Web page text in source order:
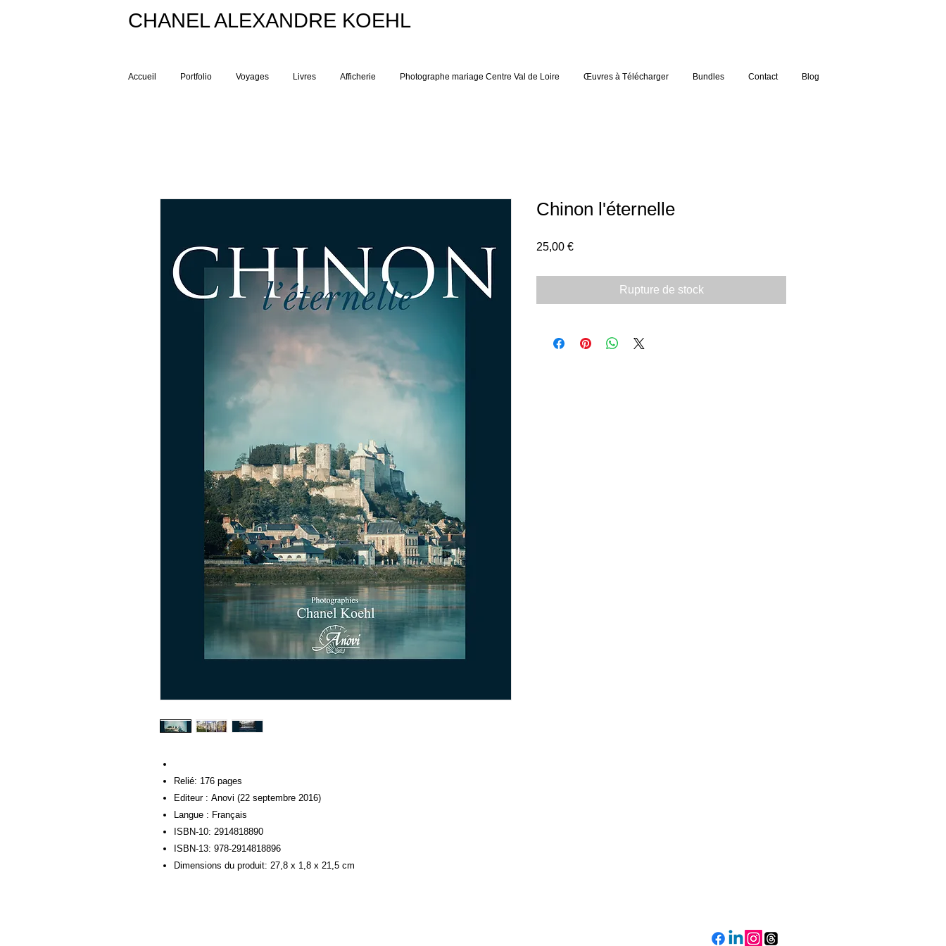
CHANEL ALEXANDRE KOEHL
Accueil Portfolio Voyages Livres Afficherie Photographe mariage Centre Val de Loire Œuvres à Télécharger Bundles Contact Blog
Relié: 176 pages
Editeur : Anovi (22 septembre 2016)
Langue : Français
ISBN-10: 2914818890
ISBN-13: 978-2914818896
Dimensions du produit: 27,8 x 1,8 x 21,5 cm
Chinon l'éternelle
25,00 €Prix
Rupture de stock